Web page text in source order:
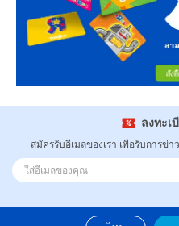
ลงทะเ
สมัครรับอีเมลของเรา เพื่อรับการข่